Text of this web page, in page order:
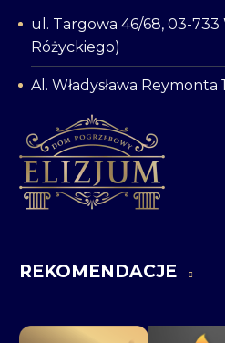
ul. Targowa 46/68, 03-
Różyckiego)
Al. Władysława Reymonta
REKOMENDACJE